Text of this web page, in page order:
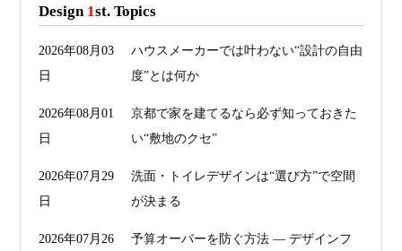
Design 1st. Topics
2026年08月03
日
ハウスメーカーでは叶わない“設計の自由
度”とは何か
2026年08月01
日
京都で家を建てるなら必ず知っておきた
い“敷地のクセ”
2026年07月29
日
洗面・トイレデザインは“選び方”で空間
が決まる
2026年07月26
予算オーバーを防ぐ方法 ― デザインフ